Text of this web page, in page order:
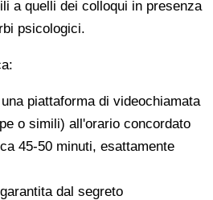
a quelli dei colloqui in presenza
psicologici.
piattaforma di videochiamata
o simili) all'orario concordato
45-50 minuti, esattamente
dal segreto